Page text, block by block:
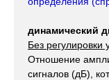
динамический
Без регулировки
Отношение
сигналов (дБ),